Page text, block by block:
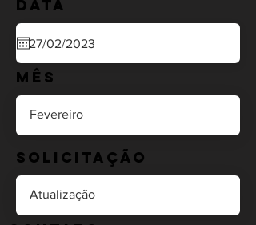
Data
Mês
Solicitação